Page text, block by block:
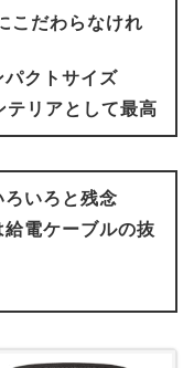
こだわらなけれ
クトサイズ
リアとして最高
いろと残念
電ケーブルの抜